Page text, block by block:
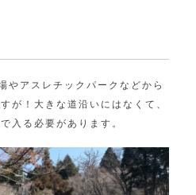
アスレチックパークなどから
が！大きな道沿いにはなくて、
入る必要があります。